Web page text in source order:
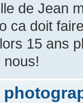
de Jean
ca doit
15 ans
nous!